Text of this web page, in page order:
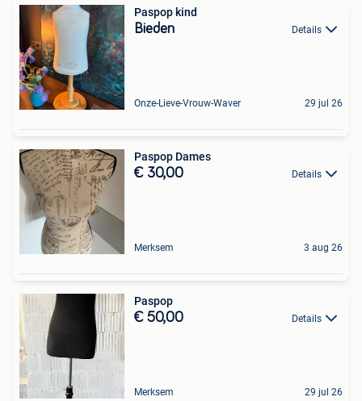
Paspop kind
Bieden Details
Onze-Lieve-Vrouw-Waver 29 jul 26
Paspop Dames
€ 30,00 Details
Merksem 3 aug 26
Paspop
€ 50,00 Details
Merksem 29 jul 26